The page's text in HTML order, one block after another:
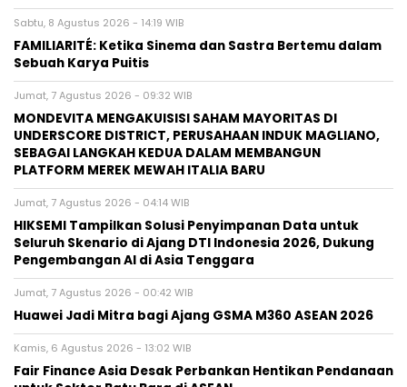
Sabtu, 8 Agustus 2026 - 14:19 WIB
FAMILIARITÉ: Ketika Sinema dan Sastra Bertemu dalam
Sebuah Karya Puitis
Jumat, 7 Agustus 2026 - 09:32 WIB
MONDEVITA MENGAKUISISI SAHAM MAYORITAS DI
UNDERSCORE DISTRICT, PERUSAHAAN INDUK MAGLIANO,
SEBAGAI LANGKAH KEDUA DALAM MEMBANGUN
PLATFORM MEREK MEWAH ITALIA BARU
Jumat, 7 Agustus 2026 - 04:14 WIB
HIKSEMI Tampilkan Solusi Penyimpanan Data untuk
Seluruh Skenario di Ajang DTI Indonesia 2026, Dukung
Pengembangan AI di Asia Tenggara
Jumat, 7 Agustus 2026 - 00:42 WIB
Huawei Jadi Mitra bagi Ajang GSMA M360 ASEAN 2026
Kamis, 6 Agustus 2026 - 13:02 WIB
Fair Finance Asia Desak Perbankan Hentikan Pendanaan